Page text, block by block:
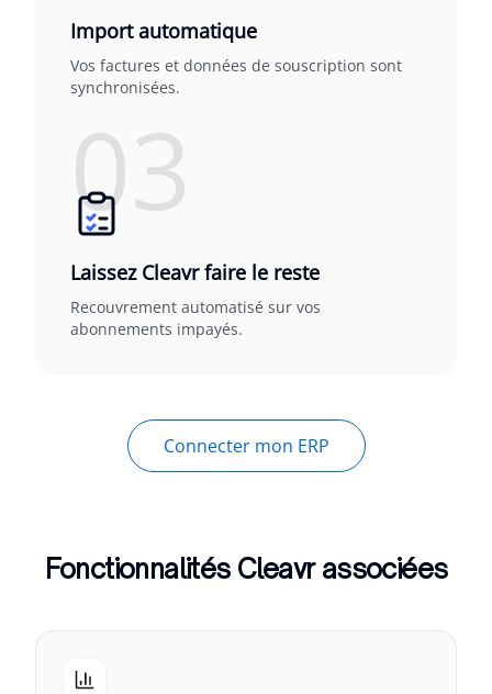
Import automatique
Vos factures et données de souscription sont
synchronisées.
03
Laissez Cleavr faire le reste
Recouvrement automatisé sur vos
abonnements impayés.
Connecter mon ERP
Fonctionnalités Cleavr associées